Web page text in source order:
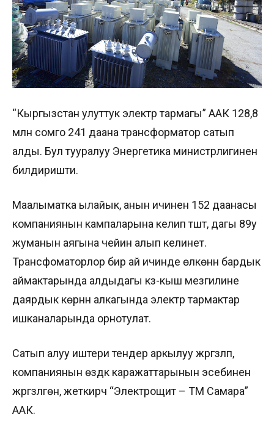
“Кыргызстан улуттук электр тармагы” ААК 128,8
млн сомго 241 даана трансформатор сатып
алды. Бул тууралуу Энергетика министрлигинен
билдиришти.
Маалыматка ылайык, анын ичинен 152 даанасы
компаниянын кампаларына келип түштү, дагы 89у
жуманын аягына чейин алып келинет.
Трансфоматорлор бир ай ичинде өлкөнүн бардык
аймактарында алдыдагы күз-кыш мезгилине
даярдык көрүүнүн алкагында электр тармактар
ишканаларында орнотулат.
Сатып алуу иштери тендер аркылуу жүргүзүлүп,
компаниянын өздүк каражаттарынын эсебинен
жүргүзүлгөн, жеткирүүчү “Электрощит – ТМ Самара”
ААК.